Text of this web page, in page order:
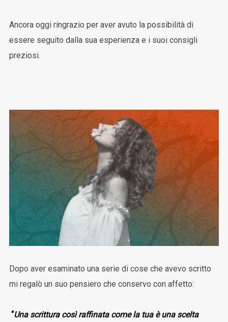
Ancora oggi ringrazio per aver avuto la possibilità di
essere seguito dalla sua esperienza e i suoi consigli
preziosi.
Dopo aver esaminato una serie di cose che avevo scritto
mi regalò un suo pensiero che conservo con affetto:
“Una scrittura così raffinata come la tua è una scelta